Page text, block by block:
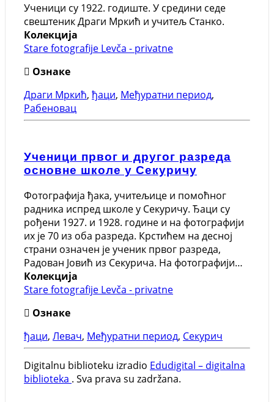
Ученици су 1922. годиште. У средини седе
свештеник Драги Мркић и учитељ Станко.
Колекција
Stare fotografije Levča - privatne
Ознаке
Драги Мркић, ђаци, Међуратни период,
Рабеновац
Ученици првог и другог разреда
основне школе у Секуричу
Фотографија ђака, учитељице и помоћног
радника испред школе у Секуричу. Ђаци су
рођени 1927. и 1928. године и на фотографији
их је 70 из оба разреда. Крстићем на десној
страни означен је ученик првог разреда,
Радован Јовић из Секурича. На фотографији…
Колекција
Stare fotografije Levča - privatne
Ознаке
ђаци, Левач, Међуратни период, Секурич
Digitalnu biblioteku izradio Edudigital – digitalna
biblioteka . Sva prava su zadržana.